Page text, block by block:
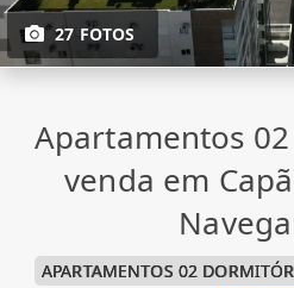
27 FOTOS
Apartamentos
venda em
APARTAMENTOS 02